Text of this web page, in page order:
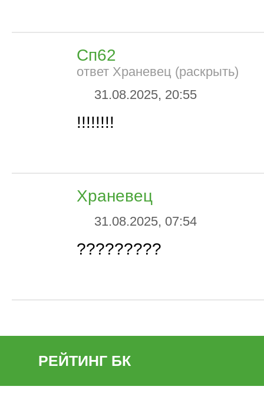
Сп62
ответ Храневец (раскрыть)
31.08.2025, 20:55
!!!!!!!!
Храневец
31.08.2025, 07:54
?????????
РЕЙТИНГ БК